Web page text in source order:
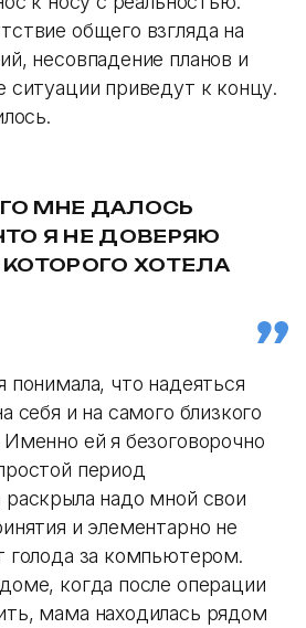
общего взгляда на
несовпадение планов и
ситуации приведут к концу.
МНЕ ДАЛОСЬ
Я НЕ ДОВЕРЯЮ
ХОТЕЛА
что надеяться
себя и на самого близкого
ей я безоговорочно
период
надо мной свои
и элементарно не
голода за компьютером.
когда после операции
мама находилась рядом